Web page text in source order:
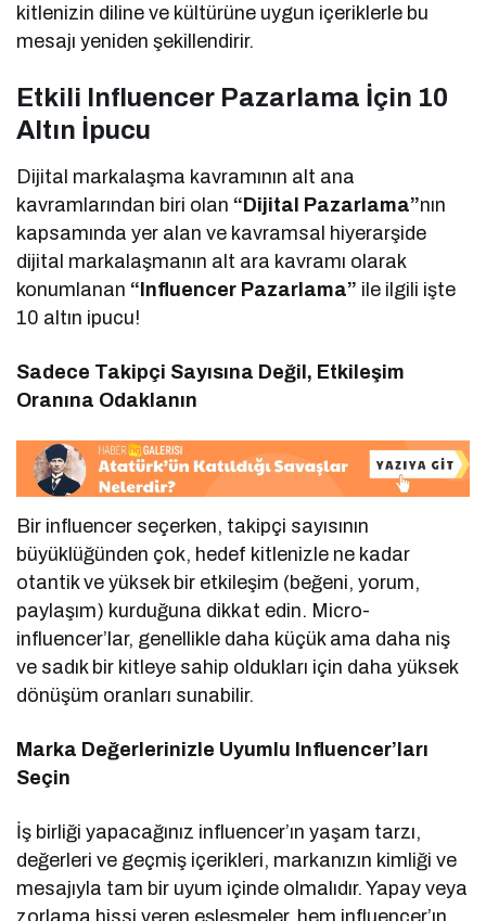
kitlenizin diline ve kültürüne uygun içeriklerle bu
mesajı yeniden şekillendirir.
Etkili Influencer Pazarlama İçin 10
Altın İpucu
Dijital markalaşma kavramının alt ana
kavramlarından biri olan “Dijital Pazarlama”nın
kapsamında yer alan ve kavramsal hiyerarşide
dijital markalaşmanın alt ara kavramı olarak
konumlanan “Influencer Pazarlama” ile ilgili işte
10 altın ipucu!
Sadece Takipçi Sayısına Değil, Etkileşim
Oranına Odaklanın
Bir influencer seçerken, takipçi sayısının
büyüklüğünden çok, hedef kitlenizle ne kadar
otantik ve yüksek bir etkileşim (beğeni, yorum,
paylaşım) kurduğuna dikkat edin. Micro-
influencer’lar, genellikle daha küçük ama daha niş
ve sadık bir kitleye sahip oldukları için daha yüksek
dönüşüm oranları sunabilir.
Marka Değerlerinizle Uyumlu Influencer’ları
Seçin
İş birliği yapacağınız influencer’ın yaşam tarzı,
değerleri ve geçmiş içerikleri, markanızın kimliği ve
mesajıyla tam bir uyum içinde olmalıdır. Yapay veya